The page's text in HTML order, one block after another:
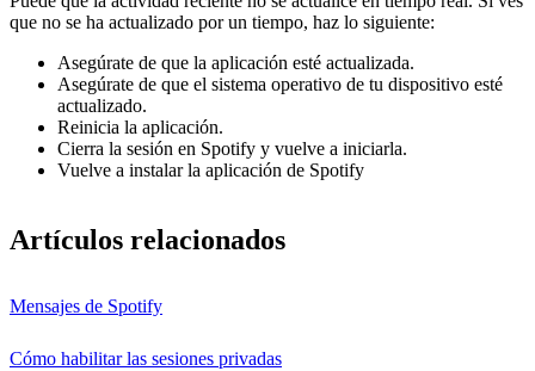
que no se ha actualizado por un tiempo, haz lo siguiente:
Asegúrate de que la aplicación esté actualizada.
Asegúrate de que el sistema operativo de tu dispositivo esté
actualizado.
Reinicia la aplicación.
Cierra la sesión en Spotify y vuelve a iniciarla.
Vuelve a instalar la aplicación de Spotify
Artículos relacionados
Mensajes de Spotify
Cómo habilitar las sesiones privadas